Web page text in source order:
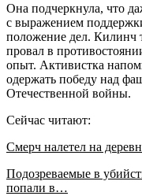
Она подчеркнула, что
с выражением
положение дел. Килинч
провал в
опыт. Активистка
одержать победу над
Отечественной войны.
Сейчас читают:
Смерч налетел на
Подозреваемые в
попали в…